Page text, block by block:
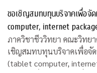
ขอเชิญสมทบทุนบริจาคเพื่อจั
computer, internet
ขาดแคลน
ภาควิชาชีววิทยา คณะวิทย
เชิญสมทบทุนบริจาคเพื่อจั
(tablet computer,